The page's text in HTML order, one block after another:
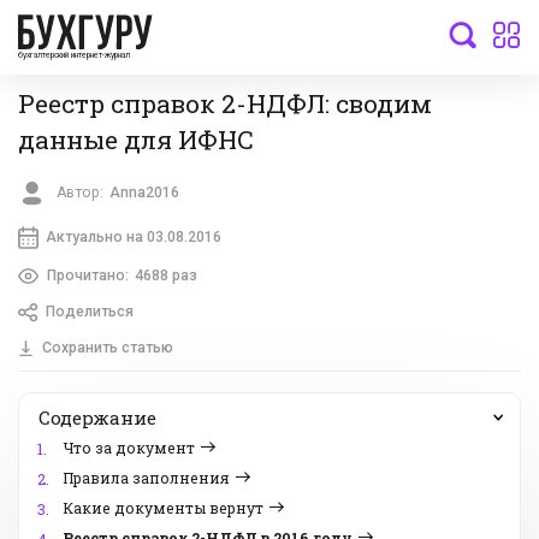
бухгалтерский интернет-журнал
Реестр справок 2-НДФЛ: сводим
данные для ИФНС
Автор: Anna2016
Актуально на 03.08.2016
Прочитано: 4688 раз
Поделиться
Сохранить статью
Содержание
1.
Что за документ
2.
Правила заполнения
3.
Какие документы вернут